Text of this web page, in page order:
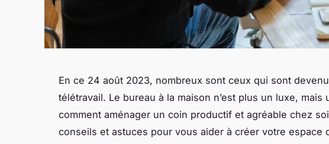
En ce 24 août 2023, nombreux sont ceux qui sont
télétravail. Le bureau à la maison n’est plus un luxe, mais
comment aménager un coin productif et agréable chez
conseils et astuces pour vous aider à créer votre espace